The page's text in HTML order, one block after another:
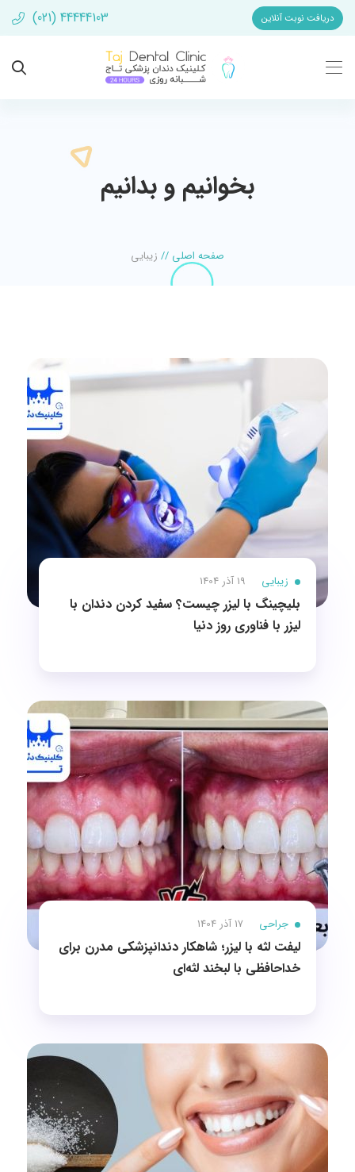
دریافت نوبت آنلاین (021) 44444103
بخوانیم و بدانیم
صفحه اصلی // زیبایی
زیبایی 19 آذر 1404
بلیچینگ با لیزر چیست؟ سفید کردن دندان با
لیزر با فناوری روز دنیا
جراحی 17 آذر 1404
لیفت لثه با لیزر؛ شاهکار دندانپزشکی مدرن برای
خداحافظی با لبخند لثه‌ای